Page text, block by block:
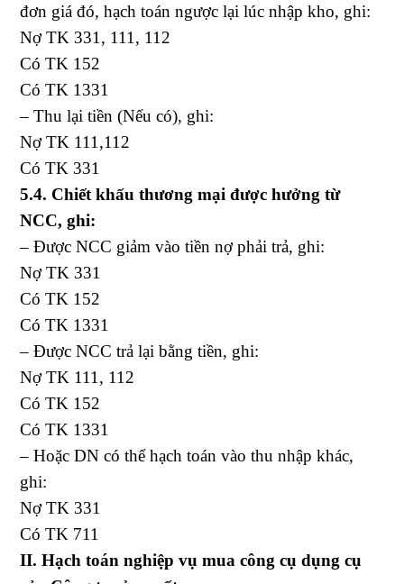
đơn giá đó, hạch toán ngược lại lúc nhập kho, ghi:
Nợ TK 331, 111, 112
Có TK 152
Có TK 1331
– Thu lại tiền (Nếu có), ghi:
Nợ TK 111,112
Có TK 331
5.4. Chiết khấu thương mại được hưởng từ
NCC, ghi:
– Được NCC giảm vào tiền nợ phải trả, ghi:
Nợ TK 331
Có TK 152
Có TK 1331
– Được NCC trả lại bằng tiền, ghi:
Nợ TK 111, 112
Có TK 152
Có TK 1331
– Hoặc DN có thể hạch toán vào thu nhập khác,
ghi:
Nợ TK 331
Có TK 711
II. Hạch toán nghiệp vụ mua công cụ dụng cụ